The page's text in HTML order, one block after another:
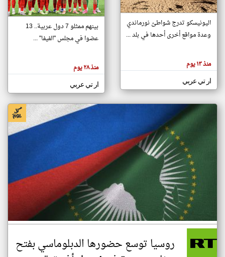
تغيير الدولة
اخبار جزر القمر على مدار الساعة
أهم اخبار جزر القمر العاجلة والمباشرة
هنا عن
وجهة
كاتبيها.
اليونيسكو تدرج شواطئ نورماندي
وعدة مواقع أخرى أحدها في بلد ...
منذ ١٣ يوم
ار تي عربي
بينهم ممثلو 7 دول عربية.. 13
عضوا في مجلس "الفيفا" ...
منذ ٢٨ يوم
ار تي عربي
روسيا توسع حضورها الدبلوماسي بفتح
klyoum.com